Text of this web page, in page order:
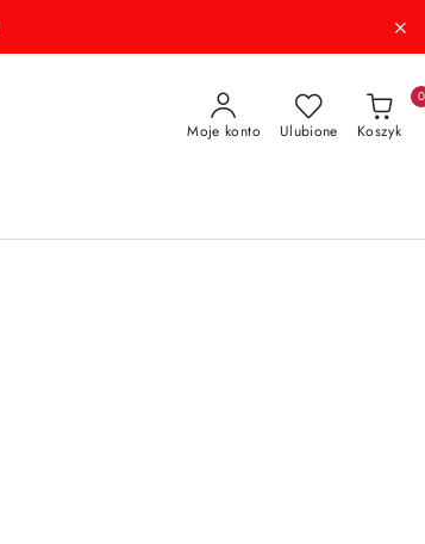
Moje konto Ulubione Koszyk
0